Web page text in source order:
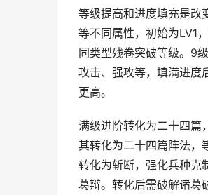
等级提高和进度填充是改
等不同属性，初始为LV1
同类型残卷突破等级。9
攻击、强攻等，填满进度
更高。
满级进阶转化为二十四篇
其转化为二十四篇阵法，
转化为斩断，强化兵种克
葛辩。转化后需破解诸葛